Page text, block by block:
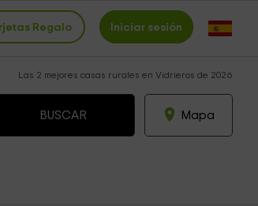
Regalo Iniciar sesión
Las 2 mejores casas rurales en Vidrieros de 2026
Mapa